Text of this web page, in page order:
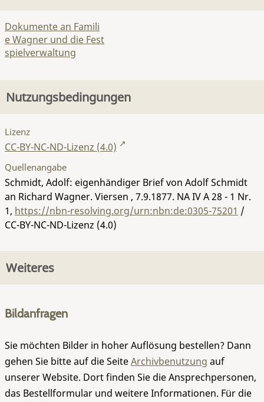
Dokumente an Famili
e Wagner und die Fest
spielverwaltung
Nutzungsbedingungen
Lizenz
CC-BY-NC-ND-Lizenz (4.0)
Quellenangabe
Schmidt, Adolf: eigenhändiger Brief von Adolf Schmidt
an Richard Wagner. Viersen , 7.9.1877. NA IV A 28 - 1 Nr.
1, https://nbn-resolving.org/urn:nbn:de:0305-75201 /
CC-BY-NC-ND-Lizenz (4.0)
Weiteres
Bildanfragen
Sie möchten Bilder in hoher Auflösung bestellen? Dann
gehen Sie bitte auf die SeiteArchivbenutzung auf
unserer Website. Dort finden Sie die Ansprechpersonen,
das Bestellformular und weitere Informationen. Für die